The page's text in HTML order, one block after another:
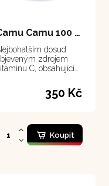
Camu Camu 100 kapsle
dosud
zdrojem
C, obsahující
350 Kč
Koupit